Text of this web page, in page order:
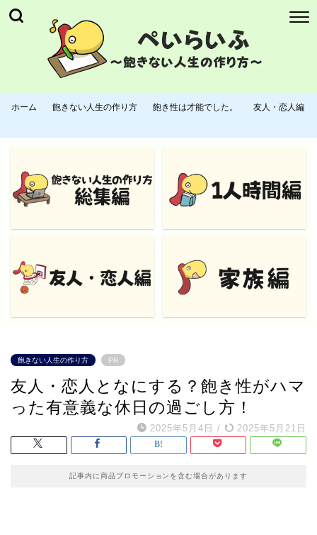
ホーム 飽きない人生の作り方 飽き性は才能でした。 友人・恋人編
飽きない人生の作り方 PR
友人・恋人となにする？飽き性がハマ
った有意義な休日の過ごし方！
2025年5月4日 / 2025年5月21日
記事内に商品プロモーションを含む場合があります